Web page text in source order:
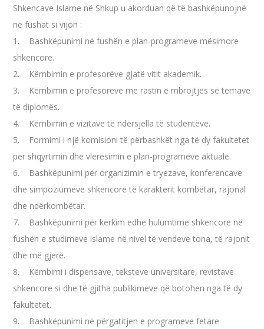
Shkencave Islame në Shkup u akorduan që të bashkëpunojnë
në fushat si vijon :
1. Bashkëpunimi në fushën e plan-programeve mësimore
shkencore.
2. Këmbimin e profesorëve gjatë vitit akademik.
3. Këmbimin e profesorëve me rastin e mbrojtjes së temave
të diplomës.
4. Këmbimin e vizitave të ndërsjella të studentëve.
5. Formimi i një komisioni të përbashkët nga të dy fakultetet
për shqyrtimin dhe vlerësimin e plan-programeve aktuale.
6. Bashkëpunimi për organizimin e tryezave, konferencave
dhe simpoziumeve shkencore të karakterit kombëtar, rajonal
dhe ndërkombëtar.
7. Bashkëpunimi për kërkim edhe hulumtime shkencore në
fushën e studimeve islame në nivel të vendeve tona, të rajonit
dhe më gjerë.
8. Këmbimi i dispensave, teksteve universitare, revistave
shkencore si dhe të gjitha publikimeve që botohen nga të dy
fakultetet.
9. Bashkëpunimi në përgatitjen e programeve fetare